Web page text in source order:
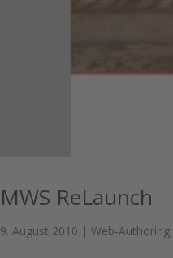
MWS ReLaunch
9. August 2010 |Web-Authoring